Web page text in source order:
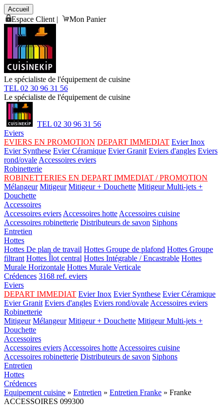
Accueil
Espace Client | Mon Panier
Le spécialiste de l'équipement de cuisine
TEL 02 30 96 31 56
Le spécialiste de l'équipement de cuisine
TEL 02 30 96 31 56
Eviers
EVIERS EN PROMOTION DEPART IMMEDIAT Evier Inox
Evier Synthese Evier Céramique Evier Granit Eviers d'angles Eviers
rond/ovale Accessoires eviers
Robinetterie
ROBINETTERIES EN DEPART IMMEDIAT / PROMOTION
Mélangeur Mitigeur Mitigeur + Douchette Mitigeur Multi-jets +
Douchette
Accessoires
Accessoires eviers Accessoires hotte Accessoires cuisine
Accessoires robinetterie Distributeurs de savon Siphons
Entretien
Hottes
Hottes De plan de travail Hottes Groupe de plafond Hottes Groupe
filtrant Hottes Îlot central Hottes Intégrable / Encastrable Hottes
Murale Horizontale Hottes Murale Verticale
Crédences 3168 ref. eviers
Eviers
DEPART IMMEDIAT Evier Inox Evier Synthese Evier Céramique
Evier Granit Eviers d'angles Eviers rond/ovale Accessoires eviers
Robinetterie
Mitigeur Mélangeur Mitigeur + Douchette Mitigeur Multi-jets +
Douchette
Accessoires
Accessoires eviers Accessoires hotte Accessoires cuisine
Accessoires robinetterie Distributeurs de savon Siphons
Entretien
Hottes
Crédences
Equipement cuisine » Entretien » Entretien Franke » Franke
ACCESSOIRES 099300